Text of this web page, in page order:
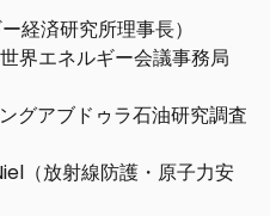
経済研究所理事長）
界エネルギー会議事務局
グアブドゥラ石油研究調査
（放射線防護・原子力安